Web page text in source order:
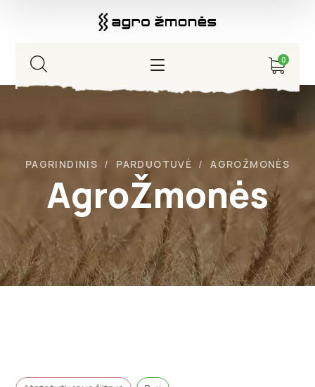
0
AgroŽmonės
PAGRINDINIS PARDUOTUVĖ AGROŽMONĖS